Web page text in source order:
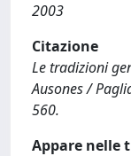
2003
Citazione
Le tradizioni
Ausones /
560.
Appare nelle